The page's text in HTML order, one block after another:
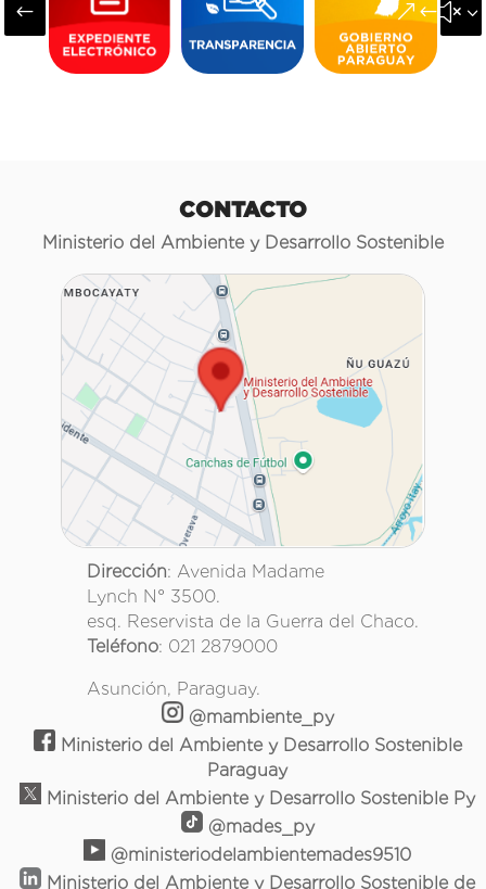
#
CONTACTO
Ministerio del Ambiente y Desarrollo Sostenible
Dirección: Avenida Madame
Lynch N° 3500.
esq. Reservista de la Guerra del Chaco.
Teléfono: 021 2879000
Asunción, Paraguay.
@mambiente_py
Ministerio del Ambiente y Desarrollo Sostenible
Paraguay
Ministerio del Ambiente y Desarrollo Sostenible Py
@mades_py
@ministeriodelambientemades9510
Ministerio del Ambiente y Desarrollo Sostenible de